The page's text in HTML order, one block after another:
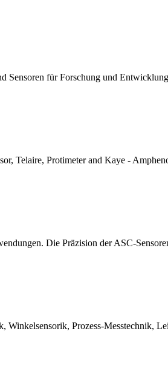
für Forschung und
Telaire, Protimeter and Kaye -
Die Präzision der ASC-
Prozess-Messtechnik,